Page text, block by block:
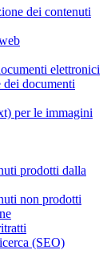
dei contenuti
elettronici
documenti
per le immagini
prodotti dalla
non prodotti
(SEO)